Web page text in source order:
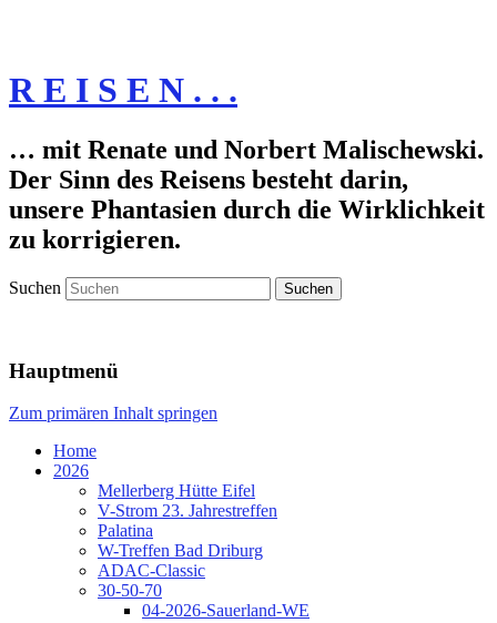
R E I S E N . . .
… mit Renate und Norbert Malischewski.
Der Sinn des Reisens besteht darin,
unsere Phantasien durch die Wirklichkeit
zu korrigieren.
Suchen
Hauptmenü
Zum primären Inhalt springen
Home
2026
Mellerberg Hütte Eifel
V-Strom 23. Jahrestreffen
Palatina
W-Treffen Bad Driburg
ADAC-Classic
30-50-70
04-2026-Sauerland-WE